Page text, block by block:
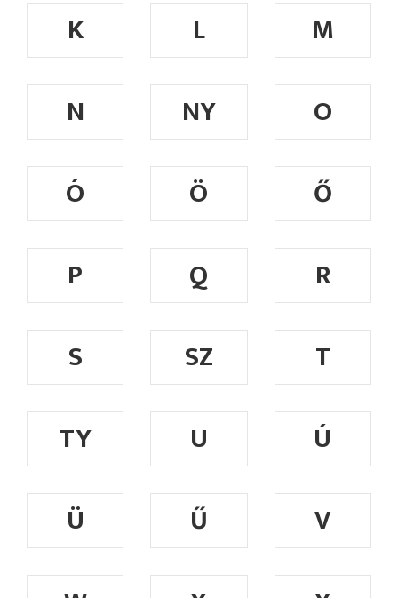
K
L
M
N
NY
O
Ó
Ö
Ő
P
Q
R
S
SZ
T
TY
U
Ú
Ü
Ű
V